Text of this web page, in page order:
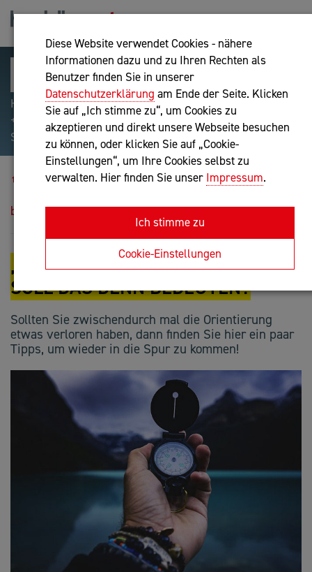
Diese Website verwendet Cookies - nähere
Informationen dazu und zu Ihren Rechten als
Benutzer finden Sie in unserer
Datenschutzerklärung am Ende der Seite. Klicken
Sie auf „Ich stimme zu“, um Cookies zu
akzeptieren und direkt unsere Webseite besuchen
zu können, oder klicken Sie auf „Cookie-
Einstellungen“, um Ihre Cookies selbst zu
verwalten. Hier finden Sie unser Impressum.
Ich stimme zu
Cookie-Einstellungen
Hilfreiche Suchparameter: Begriff einschließen:
+webshop, Begriff ausschließen: -webshop, Exakter
Suchbegriff: "internet of things"
Blog
bedeuten?
„TRIPLE-DOUBLE-YOU“ - HÄ? WAS
SOLL DAS DENN BEDEUTEN?
Sollten Sie zwischendurch mal die Orientierung
etwas verloren haben, dann finden Sie hier ein paar
Tipps, um wieder in die Spur zu kommen!